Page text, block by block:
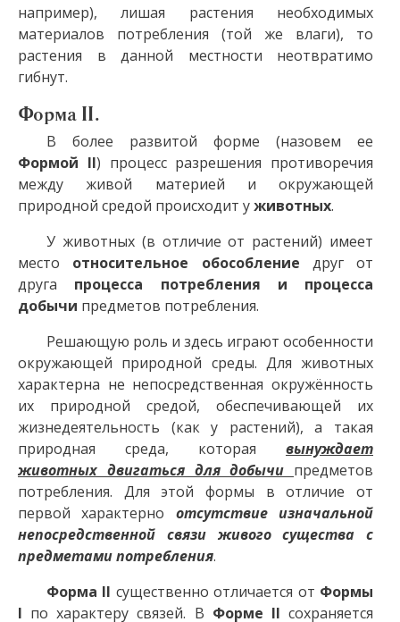
например), лишая растения необходимых
материалов потребления (той же влаги), то
растения в данной местности неотвратимо
гибнут.
Форма II.
В более развитой форме (назовем ее
Формой II) процесс разрешения противоречия
между живой материей и окружающей
природной средой происходит уживотных.
У животных (в отличие от растений) имеет
место относительное обособление друг от
друга процесса потребления и процесса
добычи предметов потребления.
Решающую роль и здесь играют особенности
окружающей природной среды. Для животных
характерна не непосредственная окружённость
их природной средой, обеспечивающей их
жизнедеятельность (как у растений), а такая
природная среда, которая вынуждает
животных двигаться для добычи предметов
потребления. Для этой формы в отличие от
первой характерно отсутствие изначальной
непосредственной связи живого существа с
предметами потребления.
Форма II существенно отличается от Формы
I по характеру связей. В Форме II сохраняется